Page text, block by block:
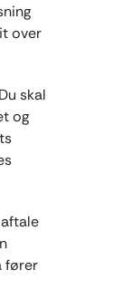
over
skal
og
fører